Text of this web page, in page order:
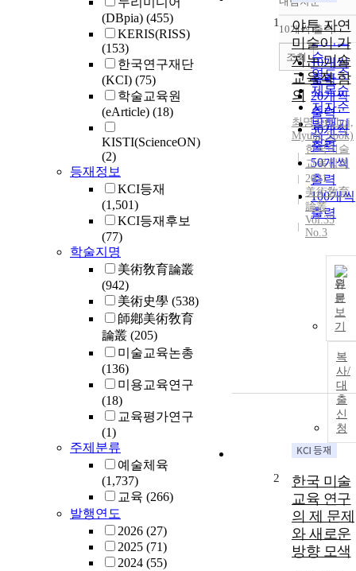
(DBpia) (455)
KERIS(RISS)
(153)
한국연구재단
(KCI) (75)
학술교육원
(eArticle) (18)
KISTI(ScienceON)
(2)
등재정보
KCI등재
(1,501)
KCI등재후보
(77)
학술지명
美術敎育論叢
(942)
美術史學 (538)
師鄕美術敎育
論叢 (205)
미술교육논총
(136)
미용교육연구
(18)
교육평가연구
(1)
주제분류
예술체육
(1,737)
교육 (266)
발행연도
2026 (27)
2025 (71)
2024 (55)
정확도
순
인기도
순
연도순
제목순
저자순
발행기
관순
내림차
10개씩 출력
10개씩
출력
20개씩
출력
30개씩
출력
50개씩
출력
100개씩
출력
조회
1
야투 자연
미술이 가
지는 미술
교육적 함
의
최명숙(Choi,
Myung Sook)
한국미술
교육학회
2021
美術敎育
論叢
Vol.35
No.3
원
문
보
기
복
사/
대
출
신
청
2
한국 미술
교육 연구
의 제 문제
와 새로운
방향 모색